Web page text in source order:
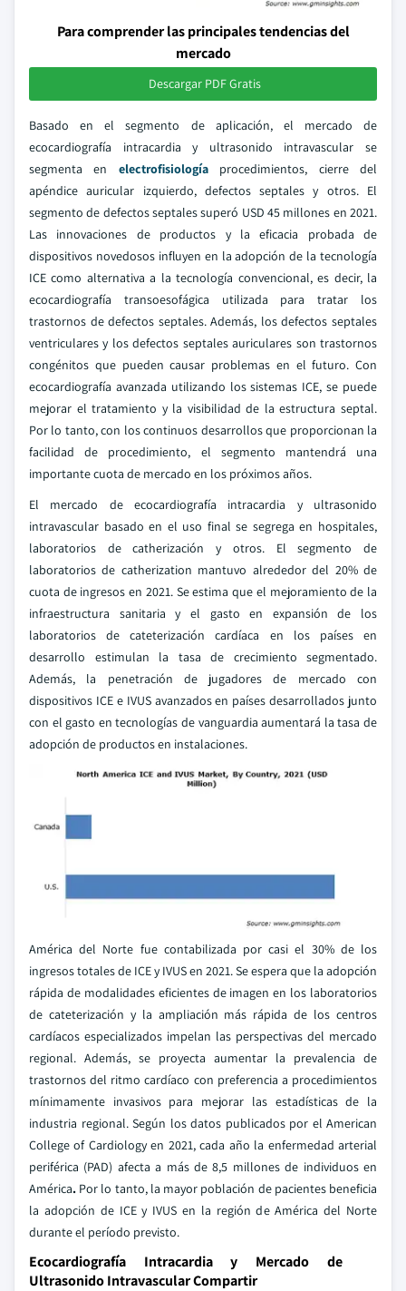
Para comprender las principales tendencias del
mercado
Descargar PDF Gratis
Basado en el segmento de aplicación, el mercado de
ecocardiografía intracardia y ultrasonido intravascular se
segmenta en electrofisiologíaprocedimientos, cierre del
apéndice auricular izquierdo, defectos septales y otros. El
segmento de defectos septales superó USD 45 millones en 2021.
Las innovaciones de productos y la eficacia probada de
dispositivos novedosos influyen en la adopción de la tecnología
ICE como alternativa a la tecnología convencional, es decir, la
ecocardiografía transoesofágica utilizada para tratar los
trastornos de defectos septales. Además, los defectos septales
ventriculares y los defectos septales auriculares son trastornos
congénitos que pueden causar problemas en el futuro. Con
ecocardiografía avanzada utilizando los sistemas ICE, se puede
mejorar el tratamiento y la visibilidad de la estructura septal.
Por lo tanto, con los continuos desarrollos que proporcionan la
facilidad de procedimiento, el segmento mantendrá una
importante cuota de mercado en los próximos años.
El mercado de ecocardiografía intracardia y ultrasonido
intravascular basado en el uso final se segrega en hospitales,
laboratorios de catherización y otros. El segmento de
laboratorios de catherization mantuvo alrededor del 20% de
cuota de ingresos en 2021. Se estima que el mejoramiento de la
infraestructura sanitaria y el gasto en expansión de los
laboratorios de cateterización cardíaca en los países en
desarrollo estimulan la tasa de crecimiento segmentado.
Además, la penetración de jugadores de mercado con
dispositivos ICE e IVUS avanzados en países desarrollados junto
con el gasto en tecnologías de vanguardia aumentará la tasa de
adopción de productos en instalaciones.
América del Norte fue contabilizada por casi el 30% de los
ingresos totales de ICE y IVUS en 2021. Se espera que la adopción
rápida de modalidades eficientes de imagen en los laboratorios
de cateterización y la ampliación más rápida de los centros
cardíacos especializados impelan las perspectivas del mercado
regional. Además, se proyecta aumentar la prevalencia de
trastornos del ritmo cardíaco con preferencia a procedimientos
mínimamente invasivos para mejorar las estadísticas de la
industria regional. Según los datos publicados por el American
College of Cardiology en 2021, cada año la enfermedad arterial
periférica (PAD) afecta a más de 8,5 millones de individuos en
América. Por lo tanto, la mayor población de pacientes beneficia
la adopción de ICE y IVUS en la región de América del Norte
durante el período previsto.
Ecocardiografía Intracardia y Mercado de
Ultrasonido Intravascular Compartir